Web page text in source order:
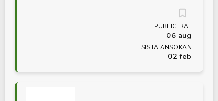
PUBLICERAT
06 aug
SISTA ANSÖKAN
02 feb